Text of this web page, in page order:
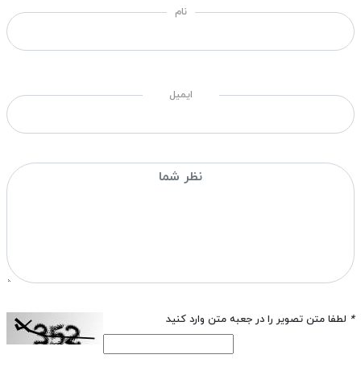
نام
ایمیل
* لطفا متن تصویر را در جعبه متن وارد کنید